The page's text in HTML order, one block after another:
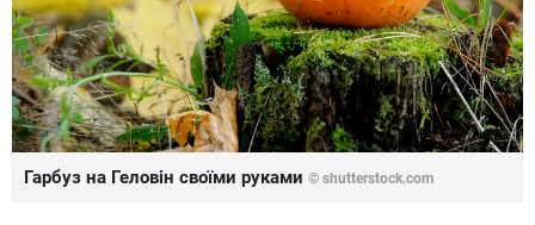
Гарбуз на Геловін своїми руками © shutterstock.com